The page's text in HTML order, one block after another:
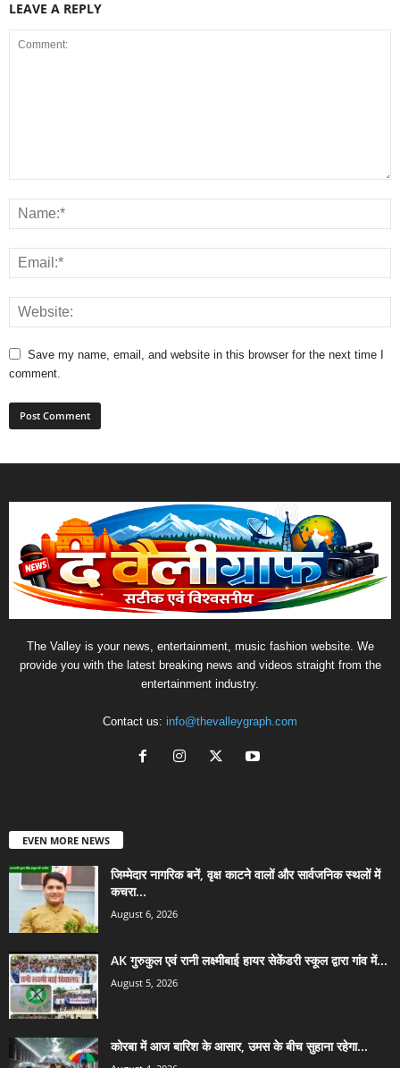
LEAVE A REPLY
Save my name, email, and website in this browser for the next time I
comment.
The Valley is your news, entertainment, music fashion website. We
provide you with the latest breaking news and videos straight from the
entertainment industry.
Contact us: info@thevalleygraph.com
EVEN MORE NEWS
जिम्मेदार नागरिक बनें, वृक्ष काटने वालों और सार्वजनिक स्थलों में
कचरा...
August 6, 2026
AK गुरुकुल एवं रानी लक्ष्मीबाई हायर सेकेंडरी स्कूल द्वारा गांव में...
August 5, 2026
कोरबा में आज बारिश के आसार, उमस के बीच सुहाना रहेगा...